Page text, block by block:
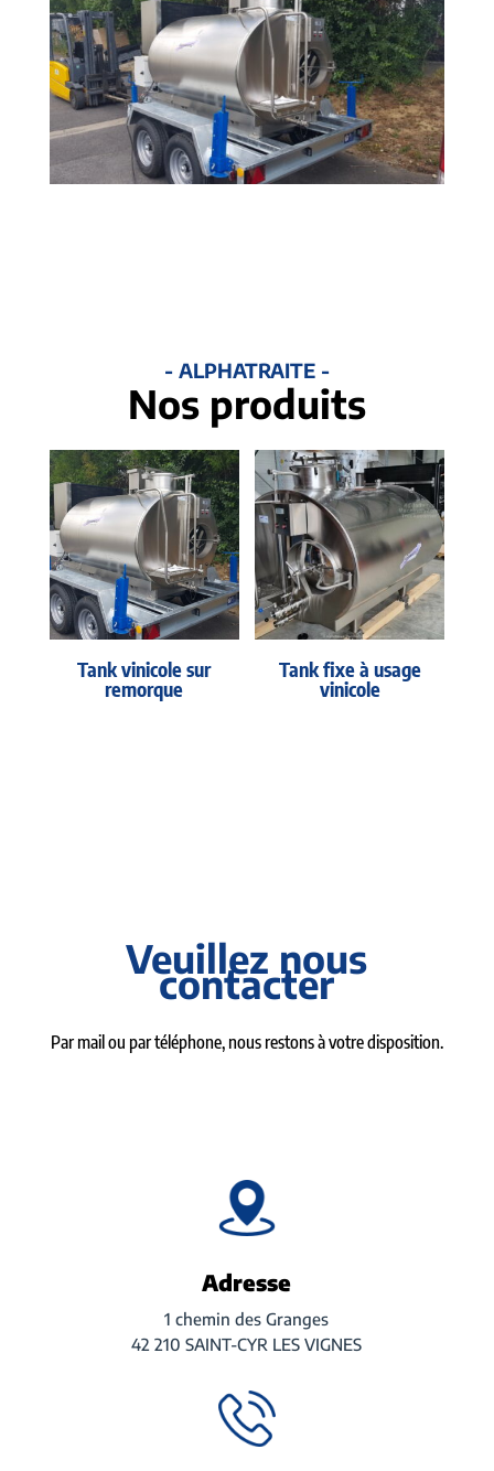
- ALPHATRAITE -
Nos produits
Tank vinicole sur
remorque
Tank fixe à usage
vinicole
Veuillez nous
contacter
Par mail ou par téléphone, nous restons à votre disposition.
Adresse
1 chemin des Granges
42 210 SAINT-CYR LES VIGNES